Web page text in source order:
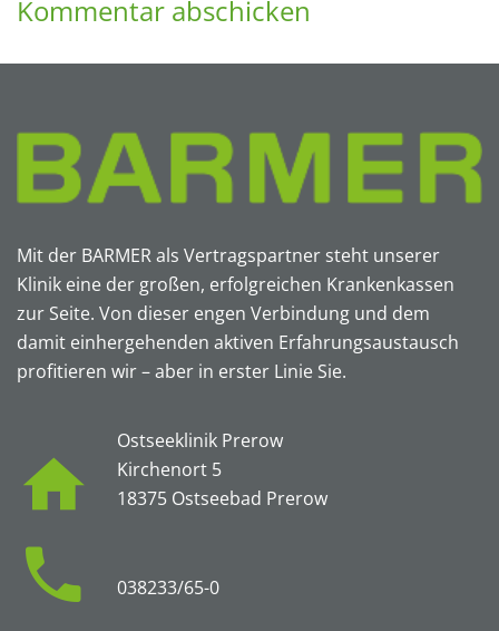
Mit der BARMER als Vertragspartner steht unserer
Klinik eine der großen, erfolgreichen Krankenkassen
zur Seite. Von dieser engen Verbindung und dem
damit einhergehenden aktiven Erfahrungsaustausch
profitieren wir – aber in erster Linie Sie.
Ostseeklinik Prerow
Kirchenort 5
18375 Ostseebad Prerow
038233/65-0